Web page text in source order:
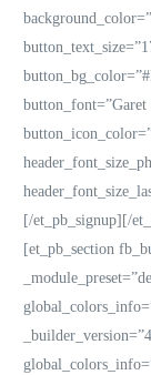
button_font=”Garet
[/et_pb_signup][/
[et_pb_section